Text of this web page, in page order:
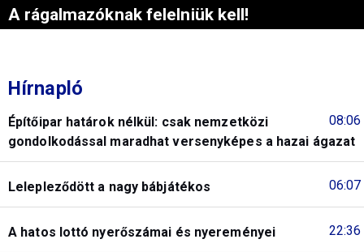
A rágalmazóknak felelniük kell!
Hírnapló
08:06
Építőipar határok nélkül: csak nemzetközi
gondolkodással maradhat versenyképes a hazai ágazat
06:07
Lelepleződött a nagy bábjátékos
22:36
A hatos lottó nyerőszámai és nyereményei